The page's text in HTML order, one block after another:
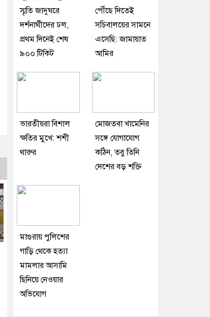
স্মৃতি জাদুঘরে
দর্শনার্থীদের ঢল,
প্রথম দিনেই শেষ
৯০০ টিকিট
পৌঁছে দিতেই
সচিবালয়ের সামনে
এসেছি: জামায়াত
আমির
ভারতীয়রা বিশাল
ক্ষতির মুখে: শশী
থারুর
মোজতবা খামেনির
সঙ্গে যোগাযোগ
কঠিন, তবু তিনি
দেশের বড় শক্তি
মাগুরায় পুলিশের
গাড়ি থেকে হত্যা
মামলার আসামি
ছিনিয়ে নেওয়ার
অভিযোগ